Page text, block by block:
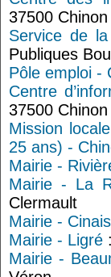
37500 Chinon
Service de
Publiques
Pôle emploi -
Centre
37500 Chinon
Mission
25 ans) -
Mairie -
Mairie - La
Clermault
Mairie - Cinais
Mairie - Ligré
Mairie -